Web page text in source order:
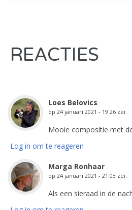
REACTIES
Loes Belovics
op 24 januari 2021 - 19:26 zei:
Mooie compositie met
Log in om te reageren
Marga Ronhaar
op 24 januari 2021 - 21:03 zei:
Als een sieraad in de